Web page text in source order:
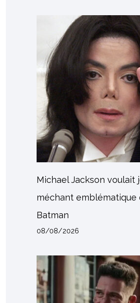
Michael Jackson voulait
méchant emblématique
Batman
08/08/2026